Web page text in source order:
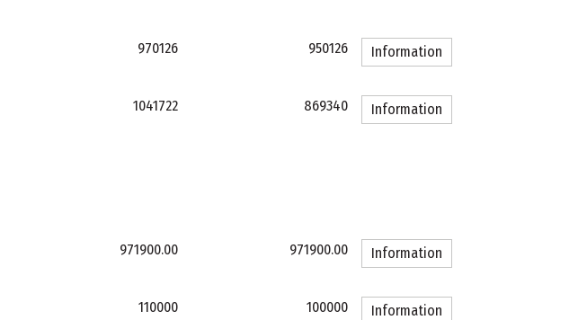
970126 950126 Information
1041722 869340 Information
971900.00 971900.00 Information
110000 100000 Information